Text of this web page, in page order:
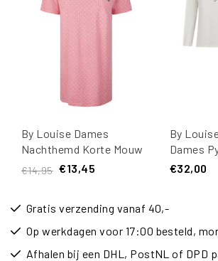
By Louise Dames
Nachthemd Korte Mouw
Roze Gestipt
€14,95 €13,45
By
Dames
Katoen
€32,00
Gratis verzending vanaf 40,-
Op werkdagen voor 17:00 besteld,
Afhalen bij een DHL, PostNL of DPD